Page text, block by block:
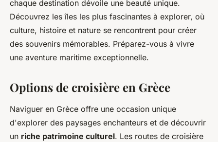
Clémence•29 octobre 2024•5 min de lecture
chaque destination dévoile une beauté unique.
Découvrez les îles les plus fascinantes à explorer, où
culture, histoire et nature se rencontrent pour créer
des souvenirs mémorables. Préparez-vous à vivre
une aventure maritime exceptionnelle.
Options de croisière en Grèce
Naviguer en Grèce offre une occasion unique
d'explorer des paysages enchanteurs et de découvrir
un riche patrimoine culturel. Les routes de croisière